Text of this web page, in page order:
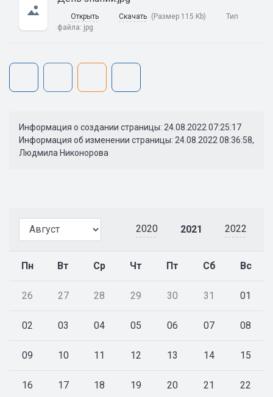
2020 2021 2022
Пн Вт Ср Чт Пт Сб Вс
26 27 28 29 30 31 01
02 03 04 05 06 07 08
09 10 11 12 13 14 15
16 17 18 19 20 21 22
Открыть Скачать (Размер 115 Kb)
Тип
файла: jpg
Информация о создании страницы: 24.08.2022 07:25:17
Информация об изменении страницы: 24.08.2022 08:36:58,
Людмила Никонорова